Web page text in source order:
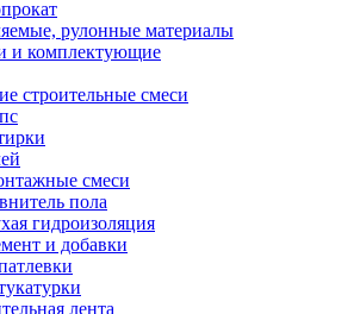
рулонные материалы
и комплектующие
строительные смеси
смеси
пола
гидроизоляция
и добавки
лента